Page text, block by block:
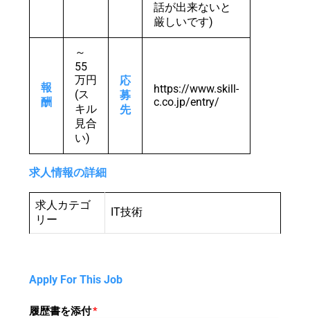
話が出来ないと
厳しいです)
報
酬
～
55
万円
(ス
キル
見合
い)
応
募
先
https://www.skill-
c.co.jp/entry/
求人情報の詳細
求人カテゴ
リー
IT技術
Apply For This Job
履歴書を添付*